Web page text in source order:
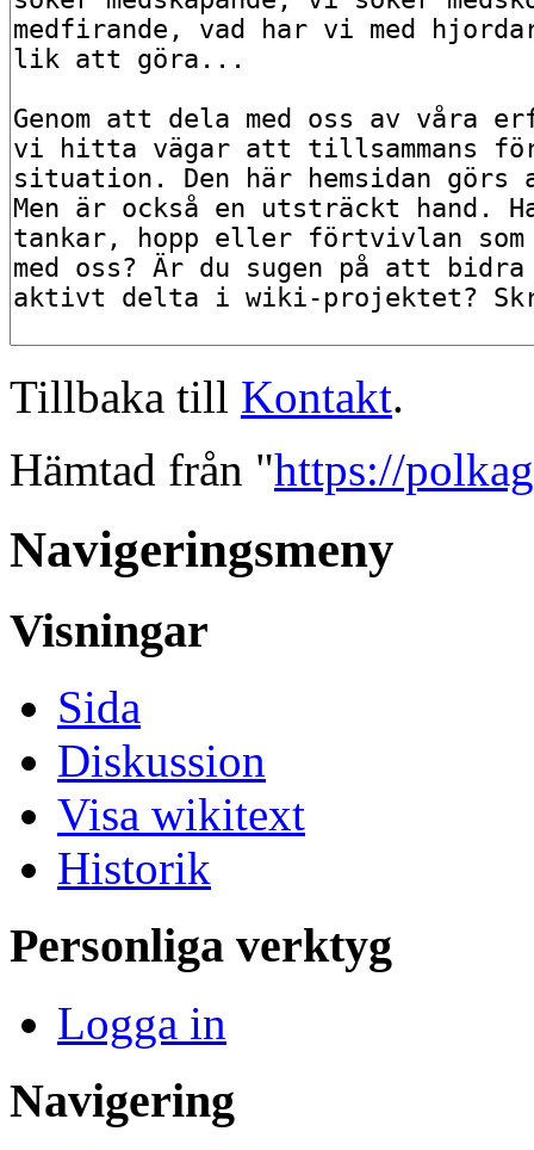
Tillbaka till Kontakt.
Hämtad från "https://
Navigeringsmeny
Visningar
Sida
Diskussion
Visa wikitext
Historik
Personliga verktyg
Logga in
Navigering